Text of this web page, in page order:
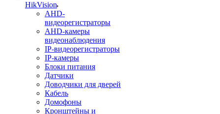
HikVision
AHD-
видеорегистраторы
AHD-камеры
видеонаблюдения
IP-видеорегистраторы
IP-камеры
Блоки питания
Датчики
Доводчики для дверей
Кабель
Домофоны
Кронштейны и